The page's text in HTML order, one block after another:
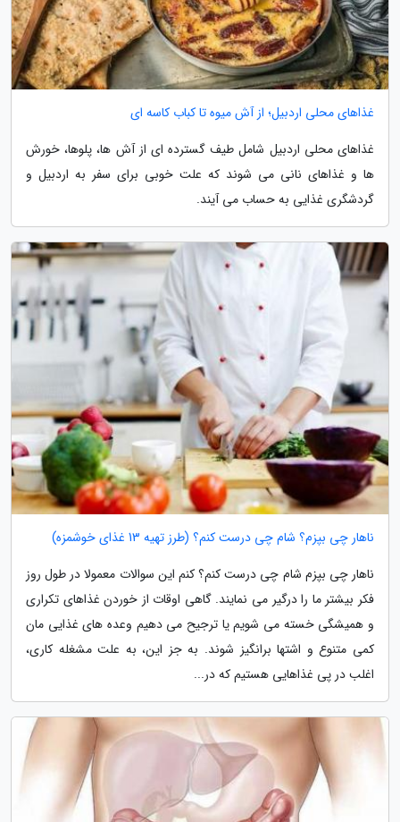
غذاهای محلی اردبیل؛ از آش میوه تا کباب کاسه ای
غذاهای محلی اردبیل شامل طیف گسترده ای از آش ها، پلوها، خورش
ها و غذاهای نانی می شوند که علت خوبی برای سفر به اردبیل و
گردشگری غذایی به حساب می آیند.
ناهار چی بپزم؟ شام چی درست کنم؟ (طرز تهیه 13 غذای خوشمزه)
ناهار چی بپزم شام چی درست کنم؟ کنم این سوالات معمولا در طول روز
فکر بیشتر ما را درگیر می نمایند. گاهی اوقات از خوردن غذاهای تکراری
و همیشگی خسته می شویم یا ترجیح می دهیم وعده های غذایی مان
کمی متنوع و اشتها برانگیز شوند. به جز این، به علت مشغله کاری،
اغلب در پی غذاهایی هستیم که در...